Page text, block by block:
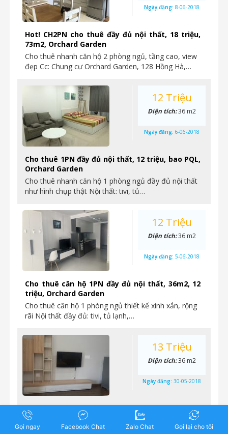
Hot! CH2PN cho thuê đầy đủ nội thất, 18 triệu,
73m2, Orchard Garden
Cho thuê nhanh căn hộ 2 phòng ngủ, tầng cao, view
đẹp Cc: Chung cư Orchard Garden, 128 Hồng Hà,…
Ngày đăng: 8-06-2018
Cho thuê 1PN đầy đủ nội thất, 12 triệu, bao PQL,
Orchard Garden
Cho thuê nhanh căn hộ 1 phòng ngủ đầy đủ nội thất
như hình chụp thật Nội thất: tivi, tủ…
12 Triệu
Diện tích:36 m2
Ngày đăng: 6-06-2018
Cho thuê căn hộ 1PN đầy đủ nội thất, 36m2, 12
triệu, Orchard Garden
Cho thuê căn hộ 1 phòng ngủ thiết kế xinh xắn, rộng
rãi Nội thất đầy đủ: tivi, tủ lạnh,…
12 Triệu
Diện tích:36 m2
Ngày đăng: 5-06-2018
Cho thuê căn hộ mini đầy đủ nội thất, nhà mới
100%, Orchard Garden
Cho thuê căn hộ mini đầy đủ nội thất, sử dụng gỗ lót
13 Triệu
Diện tích:36 m2
Ngày đăng: 30-05-2018
Gọi ngay Facebook Chat Zalo Chat Gọi lại cho tôi